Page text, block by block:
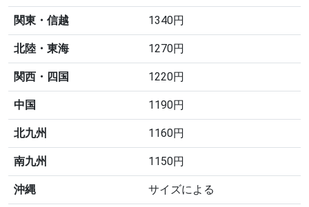
関東・信越 1340円
北陸・東海 1270円
関西・四国 1220円
中国 1190円
北九州 1160円
南九州 1150円
沖縄 サイズによる